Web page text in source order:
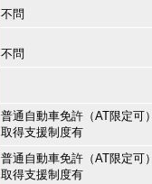
不問
不問
普通自動車免許（AT限定可）
取得支援制度有
普通自動車免許（AT限定可）
取得支援制度有